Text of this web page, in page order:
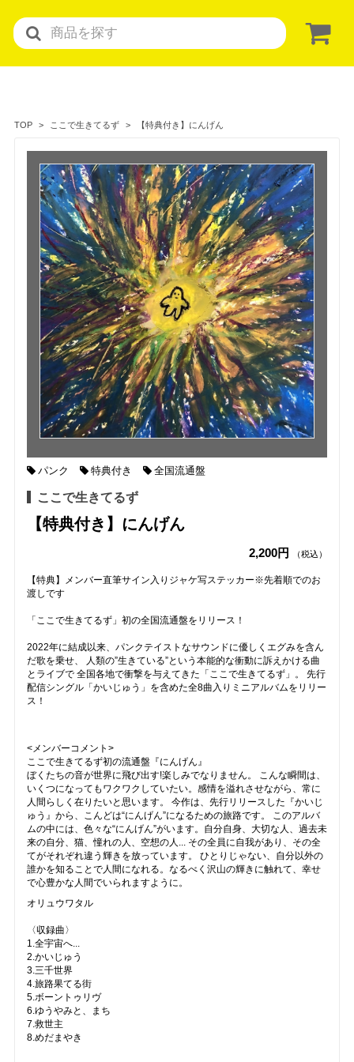
TOP ここで生きてるず 【特典付き】にんげん
パンク 特典付き 全国流通盤
ここで生きてるず
【特典付き】にんげん
2,200円 （税込）
【特典】メンバー直筆サイン入りジャケ写ステッカー※先着順でのお
渡しです
「ここで生きてるず」初の全国流通盤をリリース！
2022年に結成以来、パンクテイストなサウンドに優しくエグみを含ん
だ歌を乗せ、 人類の”生きている”という本能的な衝動に訴えかける曲
とライブで 全国各地で衝撃を与えてきた「ここで生きてるず」。 先行
配信シングル「かいじゅう」を含めた全8曲入りミニアルバムをリリー
ス！
<メンバーコメント>
ここで生きてるず初の流通盤『にんげん』
ぼくたちの音が世界に飛び出す!楽しみでなりません。 こんな瞬間は、
いくつになってもワクワクしていたい。感情を溢れさせながら、常に
人間らしく在りたいと思います。 今作は、先行リリースした『かいじ
ゅう』から、こんどは“にんげん”になるための旅路です。 このアルバ
ムの中には、色々な“にんげん”がいます。自分自身、大切な人、過去未
来の自分、猫、憧れの人、空想の人... その全員に自我があり、その全
てがそれぞれ違う輝きを放っています。 ひとりじゃない、自分以外の
誰かを知ることで人間になれる。なるべく沢山の輝きに触れて、幸せ
で心豊かな人間でいられますように。
オリュウワタル
〈収録曲〉
1.全宇宙へ...
2.かいじゅう
3.三千世界
4.旅路果てる街
5.ボーントゥリヴ
6.ゆうやみと、まち
7.救世主
8.めだまやき